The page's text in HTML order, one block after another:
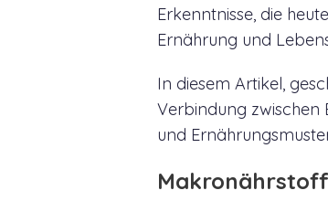
Erkenntnisse, die
Ernährung und
In diesem Artikel,
Verbindung zwischen
und